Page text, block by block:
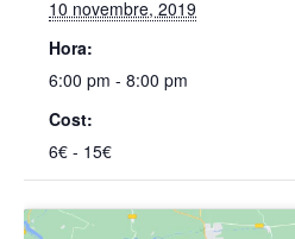
10 novembre, 2019
Hora:
6:00 pm - 8:00 pm
Cost:
6€ - 15€